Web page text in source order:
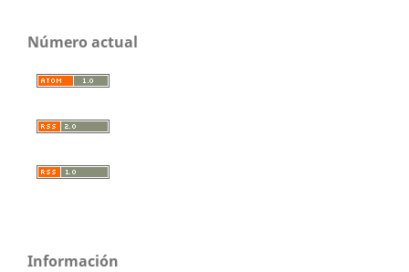
Número actual
Información